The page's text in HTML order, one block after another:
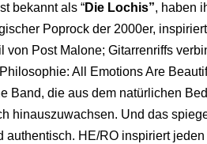
bekannt als “Die Lochis”, haben
Poprock der 2000er,
von Post Malone; Gitarrenriffs
All Emotions Are
Band, die aus dem natürlichen
hinauszuwachsen. Und das
authentisch. HE/RO inspiriert